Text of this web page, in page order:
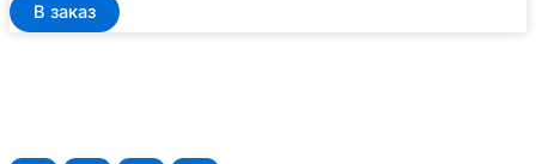
В заказ